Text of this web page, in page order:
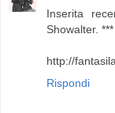
Inserita
Showalter. ***
http://
Rispondi